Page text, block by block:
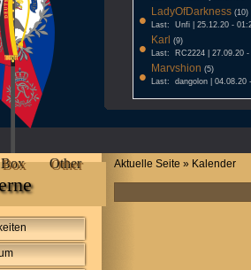
• LadyOfDarkness (10)
Last: Unfi | 25.12.20 -
• Karl (9)
Last: RC2224 | 27.09.20 -
• Marvshion (5)
Last: dangolon | 04.08.20
Box Other Aktuelle Seite » Kalender